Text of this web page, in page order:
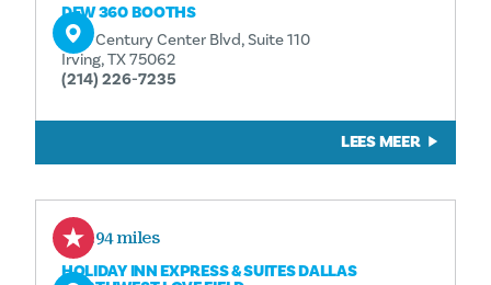
DFW 360 BOOTHS
2211 Century Center Blvd, Suite 110
Irving, TX 75062
(214) 226-7235
LEES MEER
1.94 miles
HOLIDAY INN EXPRESS & SUITES DALLAS